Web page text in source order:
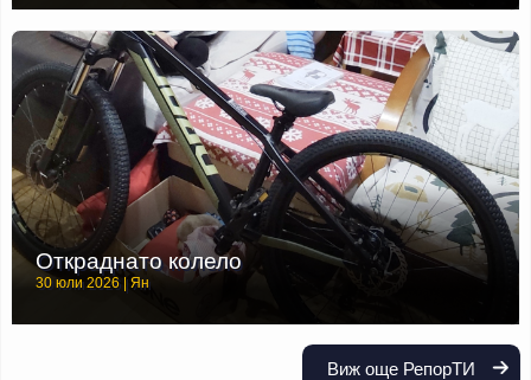
Откраднато колело
30 юли 2026 | Ян
Виж още РепорТИ